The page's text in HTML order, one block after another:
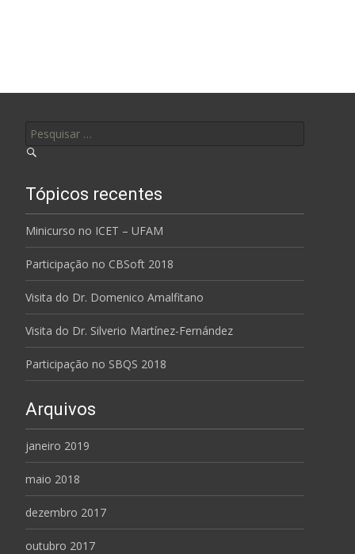
Tópicos recentes
Minicurso no ICET – UFAM
Participação no CBSoft 2018
Visita do Dr. Domenico Amalfitano
Visita do Dr. Silverio Martínez-Fernández
Participação no SBQS 2018
Arquivos
janeiro 2019
maio 2018
dezembro 2017
outubro 2017